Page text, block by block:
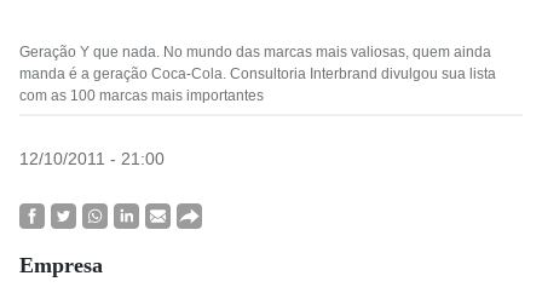
Geração Y que nada. No mundo das marcas mais valiosas, quem ainda
manda é a geração Coca-Cola. Consultoria Interbrand divulgou sua lista
com as 100 marcas mais importantes
12/10/2011 - 21:00
Empresa